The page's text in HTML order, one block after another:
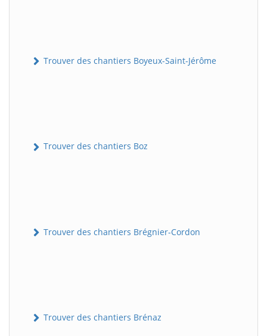
Trouver des chantiers Boyeux-Saint-Jérôme
Trouver des chantiers Boz
Trouver des chantiers Brégnier-Cordon
Trouver des chantiers Brénaz